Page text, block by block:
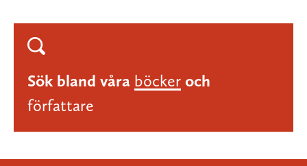
Sök bland våra böcker och
författare